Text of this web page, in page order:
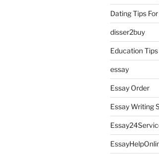
Dating Tips
disser2buy
Education
essay
Essay Order
Essay Writing